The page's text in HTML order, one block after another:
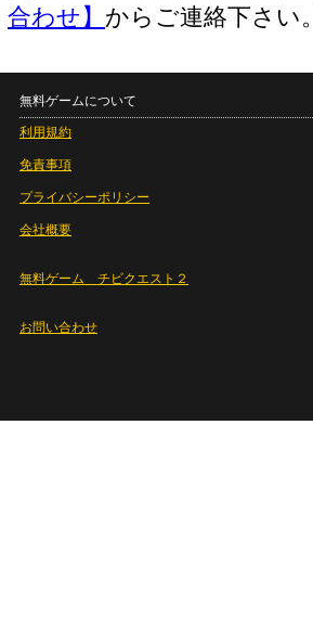
合わせ】 からご連絡下さい。
無料ゲームについて
利用規約
免責事項
プライバシーポリシー
会社概要
無料ゲーム チビクエスト２
お問い合わせ